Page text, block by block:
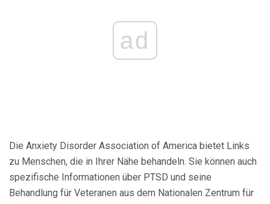
ad
Die Anxiety Disorder Association of America bietet Links
zu Menschen, die in Ihrer Nähe behandeln. Sie können auch
spezifische Informationen über PTSD und seine
Behandlung für Veteranen aus dem Nationalen Zentrum für